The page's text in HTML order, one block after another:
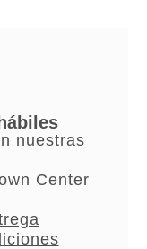
nuestras
Center